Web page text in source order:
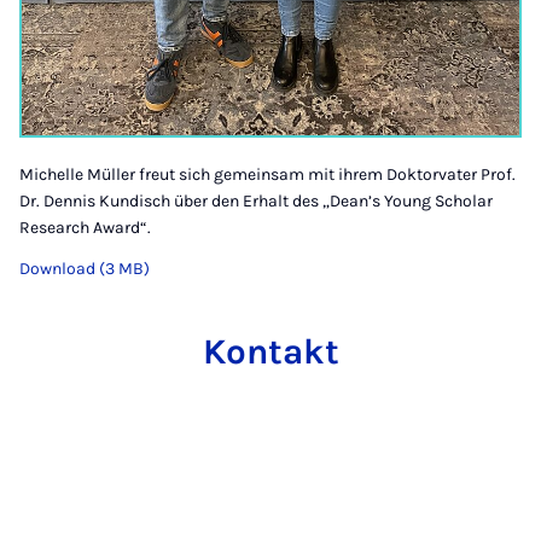
Michelle Müller freut sich gemeinsam mit ihrem Doktorvater Prof.
Dr. Dennis Kundisch über den Erhalt des „Dean’s Young Scholar
Research Award“.
Download (3 MB)
Kontakt